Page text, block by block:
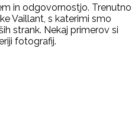
in odgovornostjo. Trenutno
Vaillant, s katerimi smo
strank. Nekaj primerov si
fotografij.